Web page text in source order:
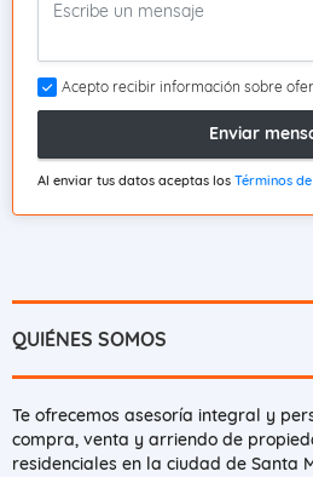
Acepto recibir información sobre
Enviar
Al enviar tus datos aceptas los Términos
QUIÉNES SOMOS
Te ofrecemos asesoría integral y
compra, venta y arriendo de
residenciales en la ciudad de Santa